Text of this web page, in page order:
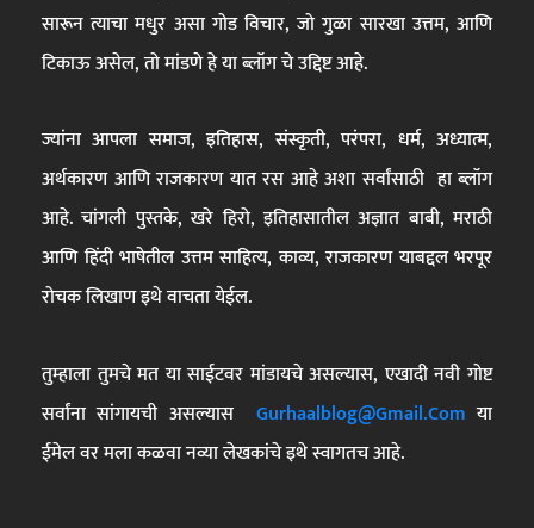
सारून त्याचा मधुर असा गोड विचार, जो गुळा सारखा उत्तम, आणि
टिकाऊ असेल, तो मांडणे हे या ब्लॉग चे उद्दिष्ट आहे.
ज्यांना आपला समाज, इतिहास, संस्कृती, परंपरा, धर्म, अध्यात्म,
अर्थकारण आणि राजकारण यात रस आहे अशा सर्वांसाठी हा ब्लॉग
आहे. चांगली पुस्तके, खरे हिरो, इतिहासातील अज्ञात बाबी, मराठी
आणि हिंदी भाषेतील उत्तम साहित्य, काव्य, राजकारण याबद्दल भरपूर
रोचक लिखाण इथे वाचता येईल.
तुम्हाला तुमचे मत या साईटवर मांडायचे असल्यास, एखादी नवी गोष्ट
सर्वांना सांगायची असल्यास Gurhaalblog@gmail.com या
ईमेल वर मला कळवा नव्या लेखकांचे इथे स्वागतच आहे.